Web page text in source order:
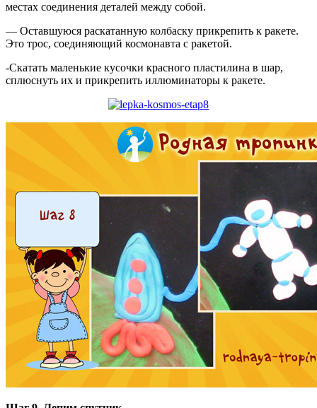
местах соединения деталей между собой.
— Оставшуюся раскатанную колбаску прикрепить к ракете.
Это трос, соединяющий космонавта с ракетой.
-Скатать маленькие кусочки красного пластилина в шар,
сплюснуть их и прикрепить иллюминаторы к ракете.